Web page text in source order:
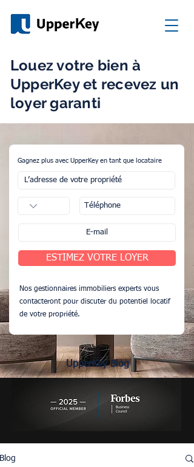
Louez votre bien à
UpperKey et recevez un
loyer garanti
Gagnez plus avec UpperKey en tant que locataire
ESTIMEZ VOTRE LOYER
Nos gestionnaires immobiliers experts vous
contacteront pour discuter du potentiel locatif
de votre propriété.
UpperKey Blog
Blog